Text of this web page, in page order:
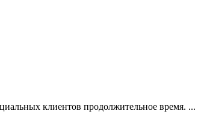
клиентов продолжительное время. ...